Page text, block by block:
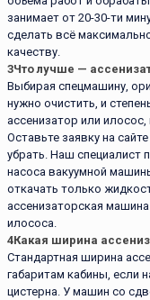
занимает от 20-30-ти
сделать всё
качеству.
3Что лучше —
Выбирая спецмашину,
нужно очистить, и
ассенизатор или
Оставьте заявку на
убрать. Наш специалист
насоса вакуумной
откачать только
ассенизаторская
илососа.
4Какая ширина
Стандартная ширина
габаритам кабины, если
цистерна. У машин со